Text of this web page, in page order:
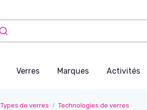
Verres Marques Activités
Types de verres Technologies de verres